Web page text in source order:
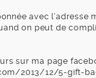
avec l’adresse
on peut de
sur ma page
2013/12/5-gift-